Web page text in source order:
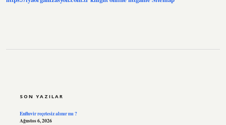
SON YAZILAR
Enfluvir reçetesiz alınır mı ?
Ağustos 6, 2026